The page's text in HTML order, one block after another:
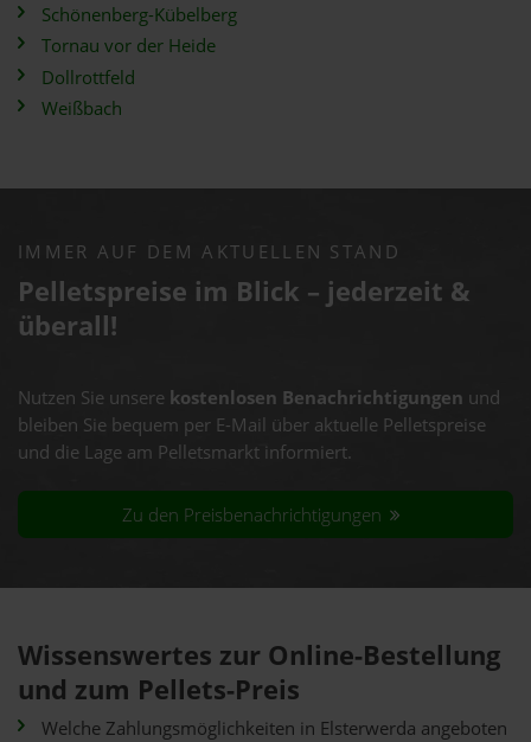
Schönenberg-Kübelberg
Tornau vor der Heide
Dollrottfeld
Weißbach
IMMER AUF DEM AKTUELLEN STAND
Pelletspreise im Blick – jederzeit &
überall!
Nutzen Sie unsere kostenlosen Benachrichtigungen und
bleiben Sie bequem per E-Mail über aktuelle Pelletspreise
und die Lage am Pelletsmarkt informiert.
Zu den Preisbenachrichtigungen
Wissenswertes zur Online-Bestellung
und zum Pellets-Preis
Welche Zahlungsmöglichkeiten in Elsterwerda angeboten